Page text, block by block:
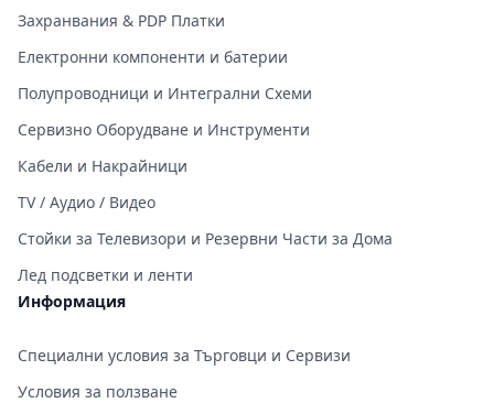
Захранвания & PDP Платки
Електронни компоненти и батерии
Полупроводници и Интегрални Схеми
Сервизно Оборудване и Инструменти
Кабели и Накрайници
TV / Аудио / Видео
Стойки за Телевизори и Резервни Части за Дома
Лед подсветки и ленти
Информация
Специални условия за Търговци и Сервизи
Условия за ползване